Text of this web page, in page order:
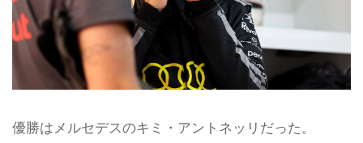
優勝はメルセデスのキミ・アントネッリだった。